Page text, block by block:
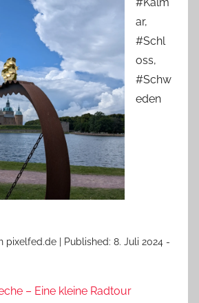
ar,
#Schl
oss,
#Schw
eden
pixelfed.de Published: 8. Juli 2024 -
– Eine kleine Radtour